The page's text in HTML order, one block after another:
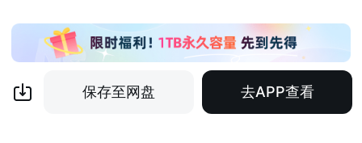
保存至网盘 去APP查看